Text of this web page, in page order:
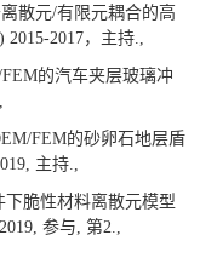
散元/有限元耦合的高
2017，主持.,
的汽车夹层玻璃冲
FEM的砂卵石地层盾
主持.,
脆性材料离散元模型
参与, 第2.,